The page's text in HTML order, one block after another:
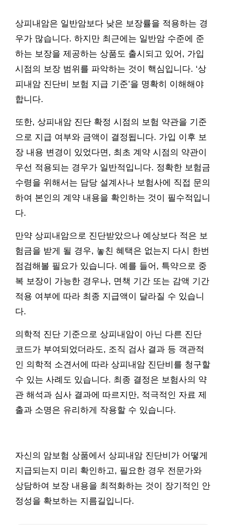
상피내암은 일반암보다 낮은 보장률을 적용하는 경
우가 많습니다. 하지만 최근에는 일반암 수준에 준
하는 보장을 제공하는 상품도 출시되고 있어, 가입
시점의 보장 범위를 파악하는 것이 핵심입니다. ‘상
피내암 진단비 보험 지급 기준’을 명확히 이해해야
합니다.
또한, 상피내암 진단 확정 시점의 보험 약관을 기준
으로 지급 여부와 금액이 결정됩니다. 가입 이후 보
장 내용 변경이 있었다면, 최초 계약 시점의 약관이
우선 적용되는 경우가 일반적입니다. 정확한 보험금
수령을 위해서는 담당 설계사나 보험사에 직접 문의
하여 본인의 계약 내용을 확인하는 것이 필수적입니
다.
만약 상피내암으로 진단받았으나 예상보다 적은 보
험금을 받게 될 경우, 놓친 혜택은 없는지 다시 한번
점검해볼 필요가 있습니다. 예를 들어, 특약으로 중
복 보장이 가능한 경우나, 면책 기간 또는 감액 기간
적용 여부에 따라 최종 지급액이 달라질 수 있습니
다.
의학적 진단 기준으로 상피내암이 아닌 다른 진단
코드가 부여되었더라도, 조직 검사 결과 등 객관적
인 의학적 소견서에 따라 상피내암 진단비를 청구할
수 있는 사례도 있습니다. 최종 결정은 보험사의 약
관 해석과 심사 결과에 따르지만, 적극적인 자료 제
출과 소명은 유리하게 작용할 수 있습니다.
자신의 암보험 상품에서 상피내암 진단비가 어떻게
지급되는지 미리 확인하고, 필요한 경우 전문가와
상담하여 보장 내용을 최적화하는 것이 장기적인 안
정성을 확보하는 지름길입니다.